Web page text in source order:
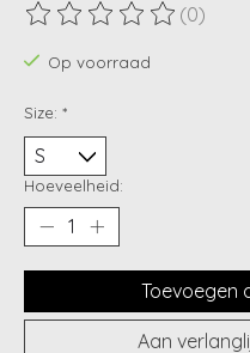
De beoordeling van dit
(0)
Op voorraad
Size: *
Hoeveelheid:
Toevoegen
Aan